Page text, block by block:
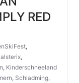
RED
,
,
, Kinderschneeland
, Schladming,